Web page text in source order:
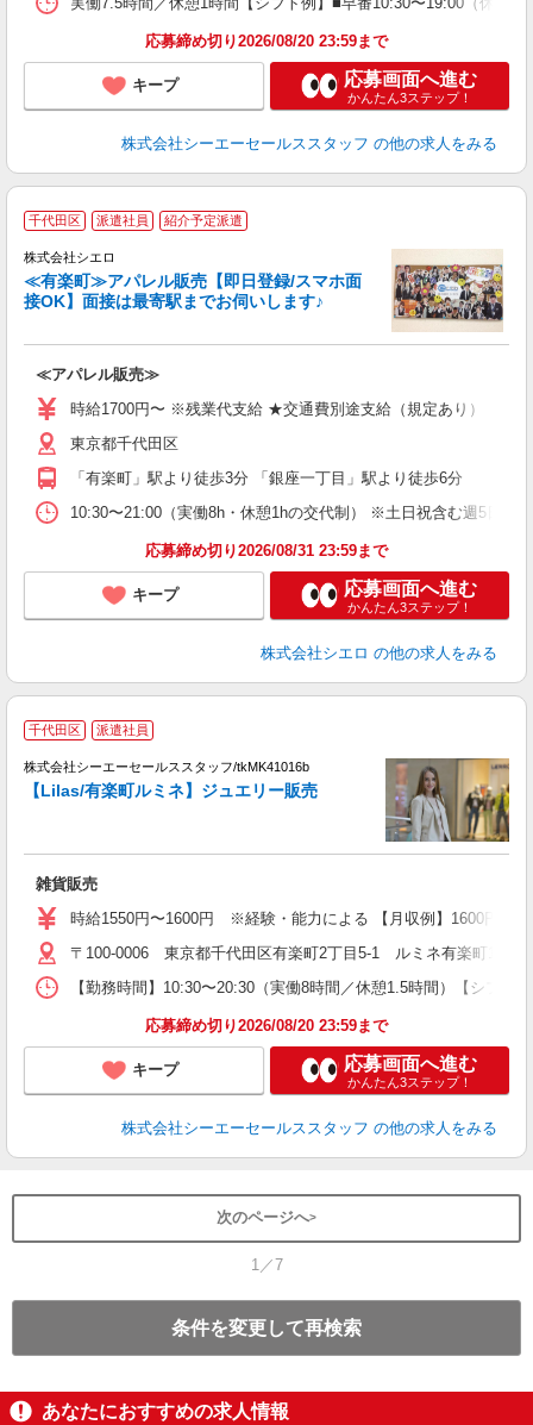
応募締め切り2026/08/20 23:59まで
キープ 応募画面へ進む
かんたん3ステップ！
株式会社シーエーセールススタッフ の他の求人をみる
千代田区 派遣社員 紹介予定派遣
株式会社シエロ
≪有楽町≫アパレル販売【即日登録/スマホ面
接OK】面接は最寄駅までお伺いします♪
≪アパレル販売≫
時給1700円〜 ※残業代支給 ★交通費別途支給（規定あり） ゜+
東京都千代田区
「有楽町」駅より徒歩3分 「銀座一丁目」駅より徒歩6分
10:30〜21:00（実働8h・休憩1hの交代制） ※土日祝含む週5日勤務
応募締め切り2026/08/31 23:59まで
キープ 応募画面へ進む
かんたん3ステップ！
株式会社シエロ の他の求人をみる
千代田区 派遣社員
株式会社シーエーセールススタッフ/tkMK41016b
【Lilas/有楽町ルミネ】ジュエリー販売
雑貨販売
時給1550円〜1600円 ※経験・能力による 【月収例】1600円×8
〒100-0006 東京都千代田区有楽町2丁目5-1 ルミネ有楽町1 2F
【勤務時間】10:30〜20:30（実働8時間／休憩1.5時間）【シフ
応募締め切り2026/08/20 23:59まで
キープ 応募画面へ進む
かんたん3ステップ！
株式会社シーエーセールススタッフ の他の求人をみる
次のページへ
1／7
条件を変更して再検索
あなたにおすすめの求人情報